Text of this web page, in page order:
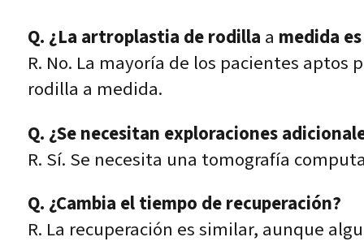
Q. ¿La artroplastia de rodilla a medida
R. No. La mayoría de los pacientes
rodilla a medida.
Q. ¿Se necesitan exploraciones
R. Sí. Se necesita una tomografía
Q. ¿Cambia el tiempo de recuperación?
R. La recuperación es similar, aunque